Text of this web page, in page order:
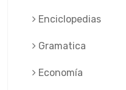
Enciclopedias
Gramatica
Economía